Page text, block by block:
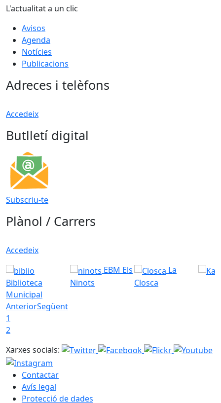
L'actualitat a un clic
Avisos
Agenda
Notícies
Publicacions
Adreces i telèfons
Accedeix
Butlletí digital
Subscriu-te
Plànol / Carrers
Accedeix
Biblioteca
Municipal
EBM Els
Ninots
La
Closca
AnteriorSegüent
1
2
Xarxes socials:
Contactar
Avís legal
Protecció de dades